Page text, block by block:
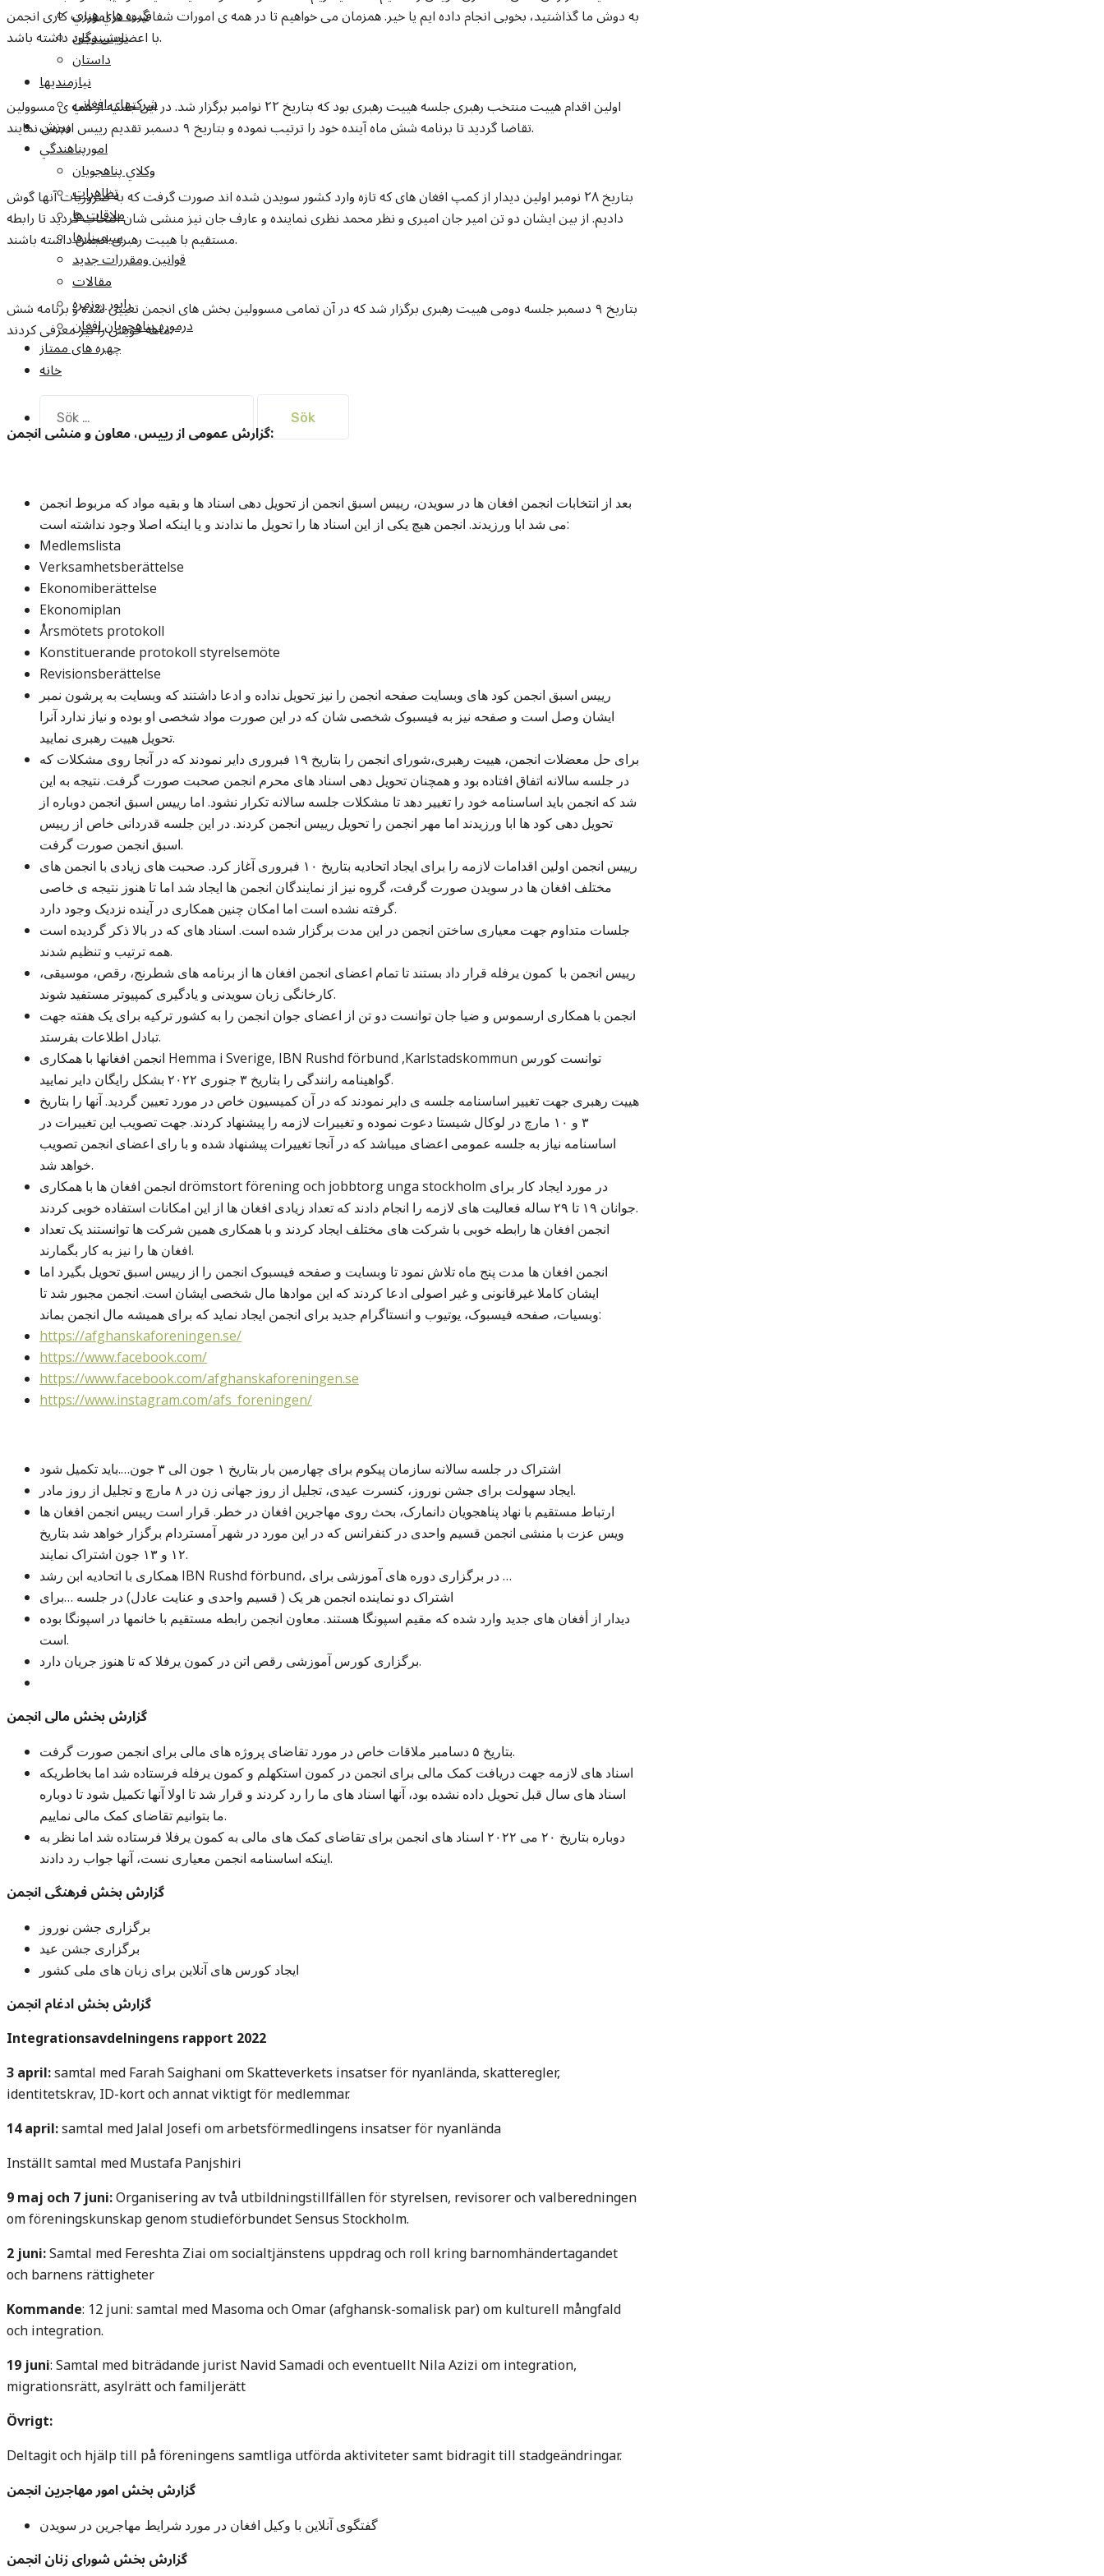
گروه هاي هنري
نويسندگان
داستان
نيازمنديها
شرکتهاي افغاني
ورزش
امورپناهندگي
وکلاي پناهجويان
تظاهرات
ملاقات ها
سيمينارها
قوانين ومقررات جديد
مقالات
راپور روزمره
درمورد پناهجويان افغان
چهره های ممتاز
خانه
efter:
به دوش ما گذاشتید، بخوبی انجام داده ایم یا خیر. همزمان می خواهیم تا در همه ی امورات شفافیت در امورات کاری انجمن
با اعضایش وجود داشته باشد.
اولین اقدام هییت منتخب رهبری جلسه هییت رهبری بود که بتاریخ ۲۲ نوامبر برگزار شد. در این جلسه از همه ی مسوولین
تقاضا گردید تا برنامه شش ماه آینده خود را ترتیب نموده و بتاریخ ۹ دسمبر تقدیم رییس انجمن نمایند.
بتاریخ ۲۸ نومبر اولین دیدار از کمپ افغان های که تازه وارد کشور سویدن شده اند صورت گرفت که به ضروریات آنها گوش
دادیم. از بین ایشان دو تن امیر جان امیری و نظر محمد نظری نماینده و عارف جان نیز منشی شان انتخاب گردید تا رابطه
مستقیم با هییت رهبری انجمن داشته باشند.
بتاریخ ۹ دسمبر جلسه دومی هییت رهبری برگزار شد که در آن تمامی مسوولین بخش های انجمن تعیین شده و برنامه شش
ماهه خویش را نیز معرفی کردند.
گزارش عمومی از رییس، معاون و منشی انجمن:
بعد از انتخابات انجمن افغان ها در سویدن، رییس اسبق انجمن از تحویل دهی اسناد ها و بقیه مواد که مربوط انجمن
می شد ابا ورزیدند. انجمن هیچ یکی از این اسناد ها را تحویل ما ندادند و یا اینکه اصلا وجود نداشته است:
Medlemslista
Verksamhetsberättelse
Ekonomiberättelse
Ekonomiplan
Årsmötets protokoll
Konstituerande protokoll styrelsemöte
Revisionsberättelse
رییس اسبق انجمن کود های وبسایت صفحه انجمن را نیز تحویل نداده و ادعا داشتند که وبسایت به پرشون نمبر
ایشان وصل است و صفحه نیز به فیسبوک شخصی شان که در این صورت مواد شخصی او بوده و نیاز ندارد آنرا
تحویل هییت رهبری نمایید.
برای حل معضلات انجمن، هییت رهبری،‌شورای انجمن را بتاریخ ۱۹ فبروری دایر نمودند که در آنجا روی مشکلات که
در جلسه سالانه اتفاق افتاده بود و همچنان تحویل دهی اسناد های محرم انجمن صحبت صورت گرفت. نتیجه به این
شد که انجمن باید اساسنامه خود را تغییر دهد تا مشکلات جلسه سالانه تکرار نشود. اما رییس اسبق انجمن دوباره از
تحویل دهی کود ها ابا ورزیدند اما مهر انجمن را تحویل رییس انجمن کردند. در این جلسه قدردانی خاص از رییس
اسبق انجمن صورت گرفت.
رییس انجمن اولین اقدامات لازمه را برای ایجاد اتحادیه بتاریخ ۱۰ فبروری آغاز کرد. صحبت های زیادی با انجمن های
مختلف افغان ها در سویدن صورت گرفت، گروه نیز از نمایندگان انجمن ها ایجاد شد اما تا هنوز نتیجه ی خاصی
گرفته نشده است اما امکان چنین همکاری در آینده نزدیک وجود دارد.
جلسات متداوم جهت معیاری ساختن انجمن در این مدت برگزار شده است. اسناد های که در بالا ذکر گردیده است
همه ترتیب و تنظیم شدند.
رییس انجمن با کمون یرفله قرار داد بستند تا تمام اعضای انجمن افغان ها از برنامه های شطرنج، رقص، موسیقی،
کارخانگی زبان سویدنی و یادگیری کمپیوتر مستفید شوند.
انجمن با همکاری ارسموس و ضیا جان توانست دو تن از اعضای جوان انجمن را به کشور ترکیه برای یک هفته جهت
تبادل اطلاعات بفرستد.
انجمن افغانها با همکاری Hemma i Sverige, IBN Rushd förbund ,Karlstadskommun توانست کورس
گواهینامه رانندگی را بتاریخ ۳ جنوری ۲۰۲۲ بشکل رایگان دایر نمایید.
هییت رهبری جهت تغییر اساسنامه جلسه ی دایر نمودند که در آن کمیسیون خاص در مورد تعیین گردید. آنها را بتاریخ
۳ و ۱۰ مارچ در لوکال شیستا دعوت نموده و تغییرات لازمه را پیشنهاد کردند. جهت تصویب این تغییرات در
اساسنامه نیاز به جلسه عمومی اعضای میباشد که در آنجا تغییرات پیشنهاد شده و با رای اعضای انجمن تصویب
خواهد شد.
انجمن افغان ها با همکاری drömstort förening och jobbtorg unga stockholm در مورد ایجاد کار برای
جوانان ۱۹ تا ۲۹ ساله فعالیت های لازمه را انجام دادند که تعداد زیادی افغان ها از این امکانات استفاده خوبی کردند.
انجمن افغان ها رابطه خوبی با شرکت های مختلف ایجاد کردند و با همکاری همین شرکت ها توانستند یک تعداد
افغان ها را نیز به کار بگمارند.
انجمن افغان ها مدت پنج ماه تلاش نمود تا وبسایت و صفحه فیسبوک انجمن را از رییس اسبق تحویل بگیرد اما
ایشان کاملا غیرقانونی و غیر اصولی ادعا کردند که این موادها مال شخصی ایشان است. انجمن مجبور شد تا
وبسیات، صفحه فیسبوک، یوتیوب و انستاگرام جدید برای انجمن ایجاد نماید که برای همیشه مال انجمن بماند:
https://afghanskaforeningen.se/
https://www.facebook.com/
https://www.facebook.com/afghanskaforeningen.se
https://www.instagram.com/afs_foreningen/
اشتراک در جلسه سالانه سازمان پیکوم برای چهارمین بار بتاریخ ۱ جون الی ۳ جون….باید تکمیل شود
ایجاد سهولت برای جشن نوروز، کنسرت عیدی، تجلیل از روز جهانی زن در ۸ مارچ و تجلیل از روز مادر.
ارتباط مستقیم با نهاد پناهجویان دانمارک، بحث روی مهاجرین افغان در خطر. قرار است رییس انجمن افغان ها
ویس عزت با منشی انجمن قسیم واحدی در کنفرانس که در این مورد در شهر آمستردام برگزار خواهد شد بتاریخ
۱۲ و ۱۳ جون اشتراک نمایند.
همکاری با اتحادیه ابن رشد IBN Rushd förbund، در برگزاری دوره های آموزشی برای …
اشتراک دو نماینده انجمن هر یک ( قسیم واحدی و عنایت عادل) در جلسه …برای
دیدار از أفغان های جدید وارد شده که مقیم اسپونگا هستند. معاون انجمن رابطه مستقیم با خانمها در اسپونگا بوده
است.
برگزاری کورس آموزشی رقص اتن در کمون یرفلا که تا هنوز جریان دارد.
گزارش بخش مالی انجمن
بتاریخ ۵ دسامبر ملاقات خاص در مورد تقاضای پروژه های مالی برای انجمن صورت گرفت.
اسناد های لازمه جهت دریافت کمک مالی برای انجمن در کمون استکهلم و کمون یرفله فرستاده شد اما بخاطریکه
اسناد های سال قبل تحویل داده نشده بود، آنها اسناد های ما را رد کردند و قرار شد تا اولا آنها تکمیل شود تا دوباره
ما بتوانیم تقاضای کمک مالی نماییم.
دوباره بتاریخ ۲۰ می ۲۰۲۲ اسناد های انجمن برای تقاضای کمک های مالی به کمون یرفلا فرستاده شد اما نظر به
اینکه اساسنامه انجمن معیاری نست، آنها جواب رد دادند.
گزارش بخش فرهنگی انجمن
برگزاری جشن نوروز
برگزاری جشن عید
ایجاد کورس های آنلاین برای زبان های ملی کشور
گزارش بخش ادغام انجمن
Integrationsavdelningens rapport 2022
3 april:samtal med Farah Saighani om Skatteverkets insatser för nyanlända, skatteregler,
identitetskrav, ID-kort och annat viktigt för medlemmar.
14 april:samtal med Jalal Josefi om arbetsförmedlingens insatser för nyanlända
Inställt samtal med Mustafa Panjshiri
9 maj och 7 juni:Organisering av två utbildningstillfällen för styrelsen, revisorer och valberedningen
om föreningskunskap genom studieförbundet Sensus Stockholm.
2 juni:Samtal med Fereshta Ziai om socialtjänstens uppdrag och roll kring barnomhändertagandet
och barnens rättigheter
Kommande: 12 juni: samtal med Masoma och Omar (afghansk-somalisk par) om kulturell mångfald
och integration.
19 juni: Samtal med biträdande jurist Navid Samadi och eventuellt Nila Azizi om integration,
migrationsrätt, asylrätt och familjerätt
Övrigt:
Deltagit och hjälp till på föreningens samtliga utförda aktiviteter samt bidragit till stadgeändringar.
گزارش بخش امور مهاجرین انجمن
گفتگوی آنلاین با وکیل افغان در مورد شرایط مهاجرین در سویدن
گزارش بخش شورای زنان انجمن